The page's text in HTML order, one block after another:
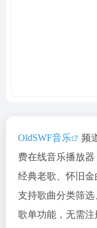
OldSWF音乐
频
费在线音乐播放
经典老歌、怀旧金
支持歌曲分类筛
歌单功能，无需